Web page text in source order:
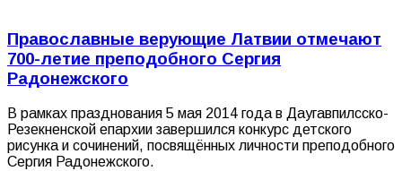
Православные верующие Латвии отмечают
700-летие преподобного Сергия
Радонежского
В рамках празднования 5 мая 2014 года в Даугавпилсско-
Резекненской епархии завершился конкурс детского
рисунка и сочинений, посвящённых личности преподобного
Сергия Радонежского.